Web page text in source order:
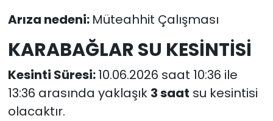
Arıza nedeni: Müteahhit Çalışması
KARABAĞLAR SU KESİNTİSİ
Kesinti Süresi:10.06.2026 saat 10:36 ile
13:36 arasında yaklaşık 3 saat su kesintisi
olacaktır.